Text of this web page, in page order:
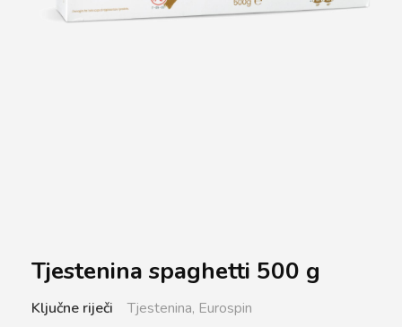
Tjestenina spaghetti 500 g
Ključne riječi Tjestenina, Eurospin